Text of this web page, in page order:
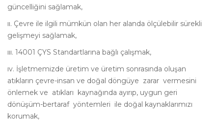
güncelliğini sağlamak,
ıı. Çevre ile ilgili mümkün olan her alanda ölçülebilir sürekli
gelişmeyi sağlamak,
ııı. 14001 ÇYS Standartlarına bağlı çalışmak,
ıv. İşletmemizde üretim ve üretim sonrasında oluşan
atıkların çevre-insan ve doğal döngüye zarar vermesini
önlemek ve atıkları kaynağında ayırıp, uygun geri
dönüşüm-bertaraf yöntemleri ile doğal kaynaklarımızı
korumak,